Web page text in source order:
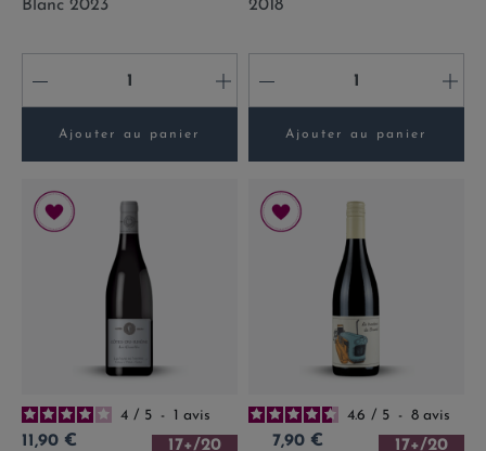
Blanc 2023
- +
Ajouter au panier
2018
- +
Ajouter au panier
4 / 5 - 1 avis
Prix
11,90 € 17+/20
4.6 / 5 - 8 avis
Prix
7,90 €
17+/20